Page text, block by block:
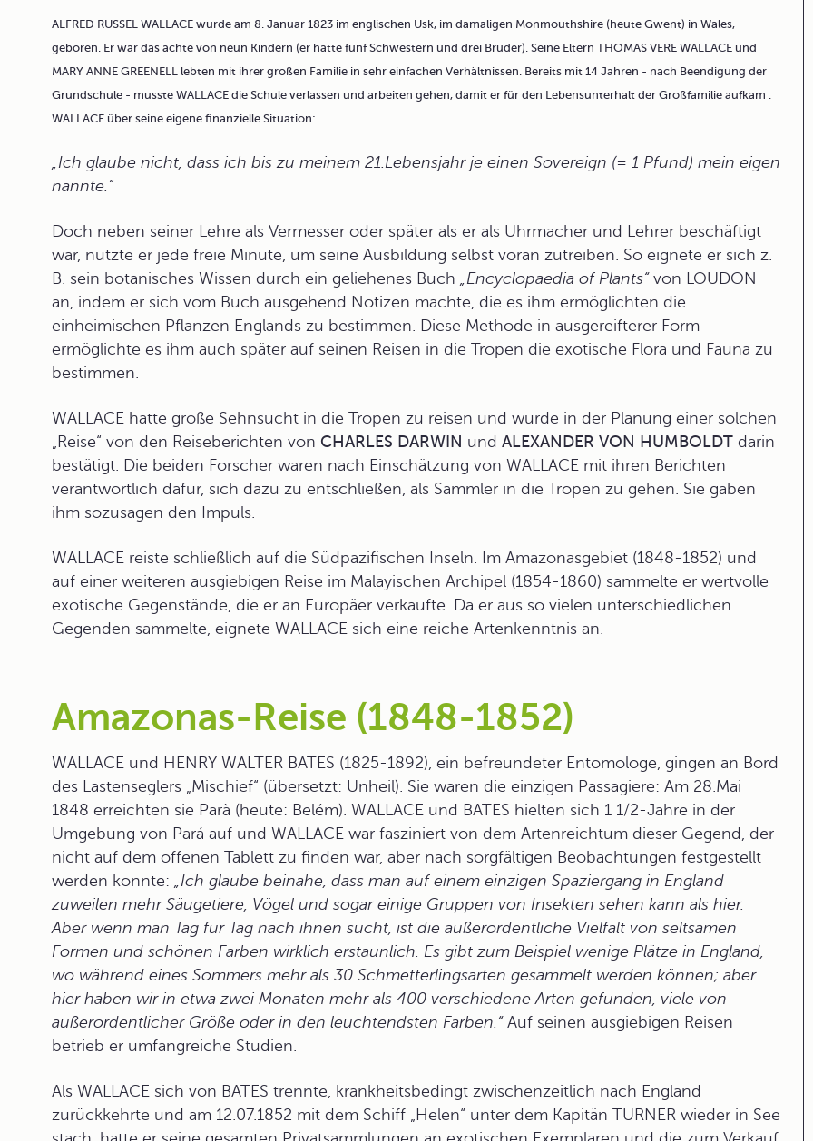
ALFRED RUSSEL WALLACE wurde am 8. Januar 1823 im englischen Usk, im damaligen Monmouthshire (heute Gwent) in Wales,
geboren. Er war das achte von neun Kindern (er hatte fünf Schwestern und drei Brüder). Seine Eltern THOMAS VERE WALLACE und
MARY ANNE GREENELL lebten mit ihrer großen Familie in sehr einfachen Verhältnissen. Bereits mit 14 Jahren - nach Beendigung der
Grundschule - musste WALLACE die Schule verlassen und arbeiten gehen, damit er für den Lebensunterhalt der Großfamilie aufkam .
WALLACE über seine eigene finanzielle Situation:
„Ich glaube nicht, dass ich bis zu meinem 21.Lebensjahr je einen Sovereign (= 1 Pfund) mein eigen
nannte.“
Doch neben seiner Lehre als Vermesser oder später als er als Uhrmacher und Lehrer beschäftigt
war, nutzte er jede freie Minute, um seine Ausbildung selbst voran zutreiben. So eignete er sich z.
B. sein botanisches Wissen durch ein geliehenes Buch „Encyclopaedia of Plants“von LOUDON
an, indem er sich vom Buch ausgehend Notizen machte, die es ihm ermöglichten die
einheimischen Pflanzen Englands zu bestimmen. Diese Methode in ausgereifterer Form
ermöglichte es ihm auch später auf seinen Reisen in die Tropen die exotische Flora und Fauna zu
bestimmen.
WALLACE hatte große Sehnsucht in die Tropen zu reisen und wurde in der Planung einer solchen
„Reise“ von den Reiseberichten von CHARLES DARWIN und ALEXANDER VON HUMBOLDT darin
bestätigt. Die beiden Forscher waren nach Einschätzung von WALLACE mit ihren Berichten
verantwortlich dafür, sich dazu zu entschließen, als Sammler in die Tropen zu gehen. Sie gaben
ihm sozusagen den Impuls.
WALLACE reiste schließlich auf die Südpazifischen Inseln. Im Amazonasgebiet (1848-1852) und
auf einer weiteren ausgiebigen Reise im Malayischen Archipel (1854-1860) sammelte er wertvolle
exotische Gegenstände, die er an Europäer verkaufte. Da er aus so vielen unterschiedlichen
Gegenden sammelte, eignete WALLACE sich eine reiche Artenkenntnis an.
Amazonas-Reise (1848-1852)
WALLACE und HENRY WALTER BATES (1825-1892), ein befreundeter Entomologe, gingen an Bord
des Lastenseglers „Mischief“ (übersetzt: Unheil). Sie waren die einzigen Passagiere: Am 28.Mai
1848 erreichten sie Parà (heute: Belém). WALLACE und BATES hielten sich 1 1/2-Jahre in der
Umgebung von Pará auf und WALLACE war fasziniert von dem Artenreichtum dieser Gegend, der
nicht auf dem offenen Tablett zu finden war, aber nach sorgfältigen Beobachtungen festgestellt
werden konnte: „Ich glaube beinahe, dass man auf einem einzigen Spaziergang in England
zuweilen mehr Säugetiere, Vögel und sogar einige Gruppen von Insekten sehen kann als hier.
Aber wenn man Tag für Tag nach ihnen sucht, ist die außerordentliche Vielfalt von seltsamen
Formen und schönen Farben wirklich erstaunlich. Es gibt zum Beispiel wenige Plätze in England,
wo während eines Sommers mehr als 30 Schmetterlingsarten gesammelt werden können; aber
hier haben wir in etwa zwei Monaten mehr als 400 verschiedene Arten gefunden, viele von
außerordentlicher Größe oder in den leuchtendsten Farben.“Auf seinen ausgiebigen Reisen
betrieb er umfangreiche Studien.
Als WALLACE sich von BATES trennte, krankheitsbedingt zwischenzeitlich nach England
zurückkehrte und am 12.07.1852 mit dem Schiff „Helen“ unter dem Kapitän TURNER wieder in See